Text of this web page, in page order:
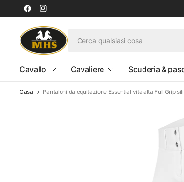
Cavallo Cavaliere Scuderia &
Casa Pantaloni da equitazione Essential vita alta Full Grip